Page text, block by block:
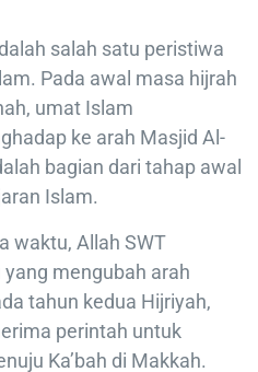
salah satu peristiwa
Pada awal masa hijrah
umat Islam
ke arah Masjid Al-
bagian dari tahap awal
Islam.
waktu, Allah SWT
mengubah arah
tahun kedua Hijriyah,
perintah untuk
Ka’bah di Makkah.